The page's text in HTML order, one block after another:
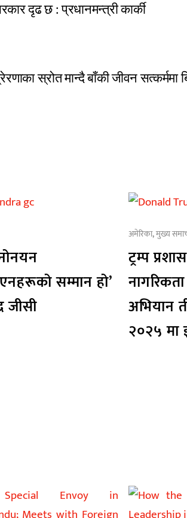
दृढ छ : प्रधानमन्त्री कार्की
स्रोत मान्दै बाँकी जीवन सत्कर्ममा
सम्मान हो’
जीसी
अमेरिका,मुख्य
ट्रम्प
अभियान
२०२५ मा